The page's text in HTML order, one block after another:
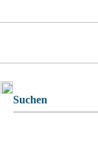
Suchen